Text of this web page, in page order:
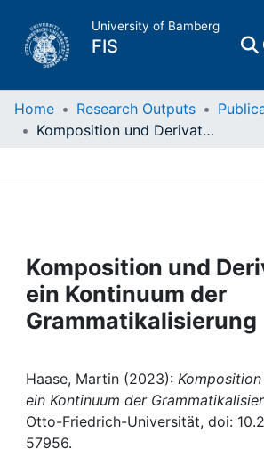
University of Bamberg
FIS
Home
Projects
People
Awards
My FIS
Home Research Outputs
Komposition und Derivation : ein Kontinuum der Grammatikalisierung
Komposition und
ein Kontinuum der
Grammatikalisierung
Haase, Martin (2023):
ein Kontinuum der
Otto-Friedrich-Universität, doi:
57956.